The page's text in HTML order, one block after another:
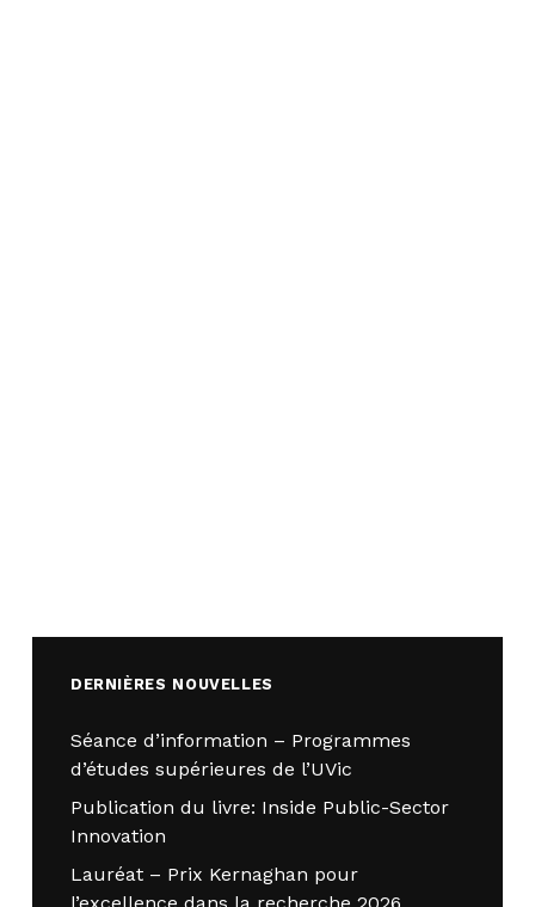
DERNIÈRES NOUVELLES
Séance d’information – Programmes
d’études supérieures de l’UVic
Publication du livre: Inside Public-Sector
Innovation
Lauréat – Prix Kernaghan pour